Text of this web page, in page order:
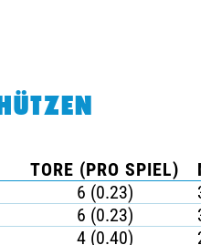
TORE (PRO SPIEL)
6 (0.23)
6 (0.23)
4 (0.40)